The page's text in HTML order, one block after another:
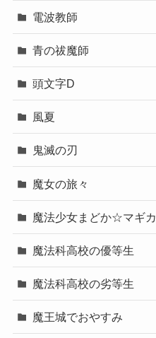
電波教師
青の祓魔師
頭文字D
風夏
鬼滅の刃
魔女の旅々
魔法少女まどか☆マギカ
魔法科高校の優等生
魔法科高校の劣等生
魔王城でおやすみ